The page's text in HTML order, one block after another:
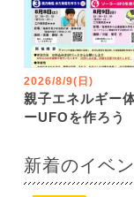
2026/8/9(日)
親子エネルギー
ーUFOを作ろう
新着のイベン